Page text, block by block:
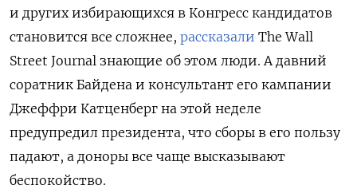
и других избирающихся в Конгресс кандидатов
становится все сложнее, рассказали The Wall
Street Journal знающие об этом люди. А давний
соратник Байдена и консультант его кампании
Джеффри Катценберг на этой неделе
предупредил президента, что сборы в его пользу
падают, а доноры все чаще высказывают
беспокойство.